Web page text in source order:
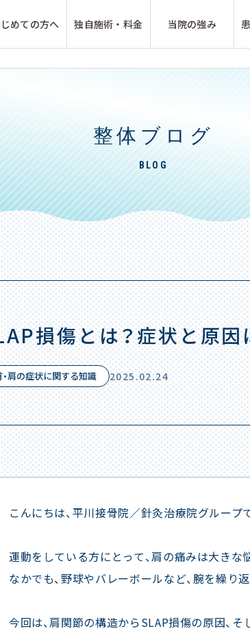
めての方へ 独自施術・料金 当院の強み
整体ブログ
BLOG
損傷とは？症状と原因
・肩の症状に関する知識 2025.02.24
こんにちは、平川接骨院／針灸治療院グループ
運動をしている方にとって、肩の痛みは大きな
なかでも、野球やバレーボールなど、腕を繰り
今回は、肩関節の構造からSLAP損傷の原因、